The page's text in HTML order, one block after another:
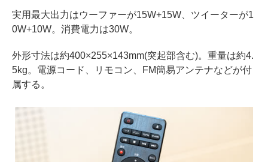
実用最大出力はウーファーが15W+15W、ツイーターが1
0W+10W。消費電力は30W。
外形寸法は約400×255×143mm(突起部含む)。重量は約4.
5kg。電源コード、リモコン、FM簡易アンテナなどが付
属する。